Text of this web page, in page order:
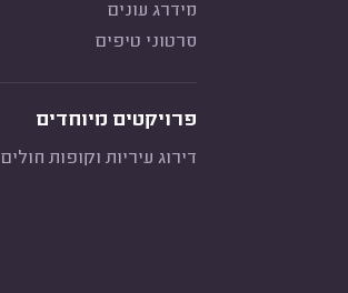
מידרג עונים
סרטוני טיפים
פרויקטים מיוחדים
דירוג עיריות וקופות חולים